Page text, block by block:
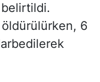
öldürülürken, 6